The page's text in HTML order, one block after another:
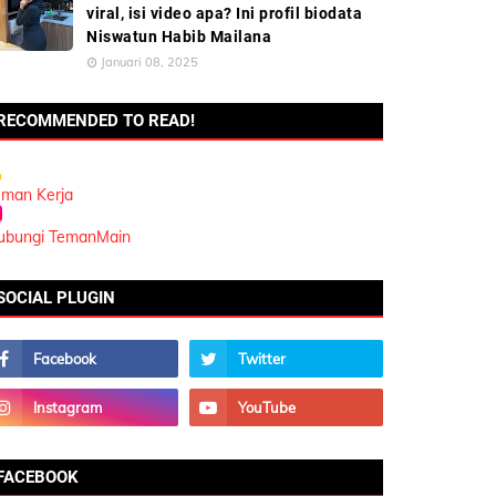
viral, isi video apa? Ini profil biodata
Niswatun Habib Mailana
Januari 08, 2025
TO READ!
Kerja
TemanMain
PLUGIN